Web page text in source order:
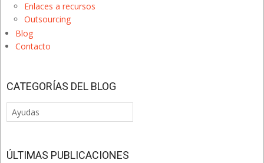
Enlaces a recursos
Outsourcing
Blog
Contacto
CATEGORÍAS DEL BLOG
Categorías
del
ÚLTIMAS PUBLICACIONES